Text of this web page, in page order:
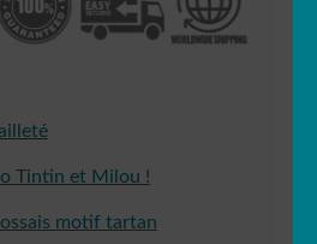
Tintin et Milou !
motif tartan